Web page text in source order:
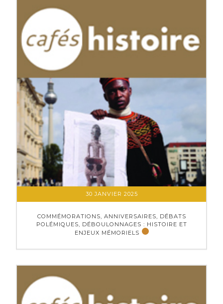
30 JANVIER 2025
COMMÉMORATIONS, ANNIVERSAIRES, DÉBATS
POLÉMIQUES, DÉBOULONNAGES : HISTOIRE ET
ENJEUX MÉMORIELS